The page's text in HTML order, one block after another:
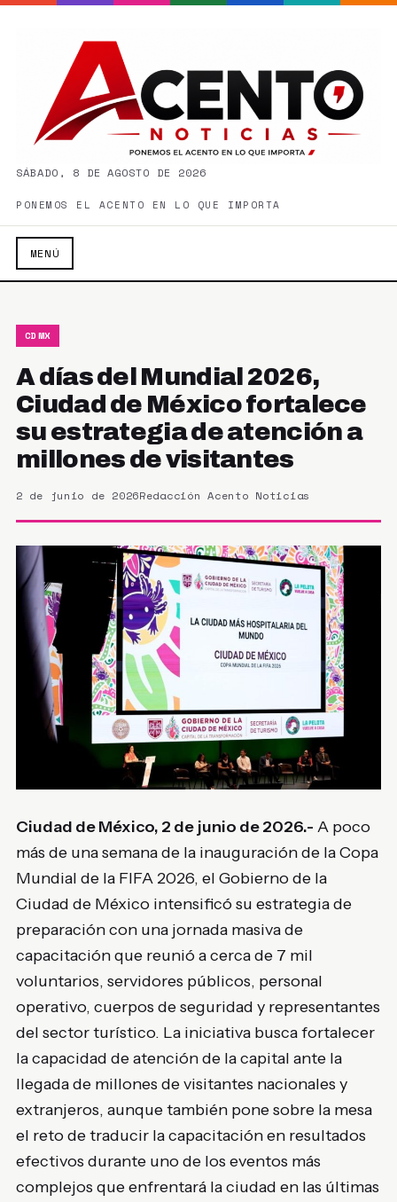
SÁBADO, 8 DE AGOSTO DE 2026
PONEMOS EL ACENTO EN LO QUE IMPORTA
MENÚ
CDMX
A días del Mundial 2026,
Ciudad de México fortalece
su estrategia de atención a
millones de visitantes
2 de junio de 2026Redacción Acento Noticias
Ciudad de México, 2 de junio de 2026.- A poco
más de una semana de la inauguración de la Copa
Mundial de la FIFA 2026, el Gobierno de la
Ciudad de México intensificó su estrategia de
preparación con una jornada masiva de
capacitación que reunió a cerca de 7 mil
voluntarios, servidores públicos, personal
operativo, cuerpos de seguridad y representantes
del sector turístico. La iniciativa busca fortalecer
la capacidad de atención de la capital ante la
llegada de millones de visitantes nacionales y
extranjeros, aunque también pone sobre la mesa
el reto de traducir la capacitación en resultados
efectivos durante uno de los eventos más
complejos que enfrentará la ciudad en las últimas